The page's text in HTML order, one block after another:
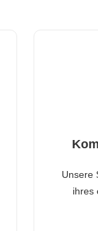
Unsere
ihres